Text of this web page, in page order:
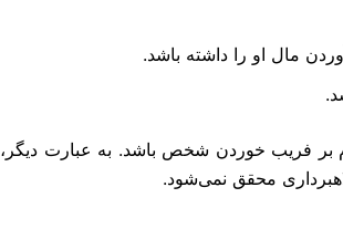
مال او را داشته باشد.
بر فریب خوردن شخص باشد. به عبارت دیگر،
محقق نمی‌شود.